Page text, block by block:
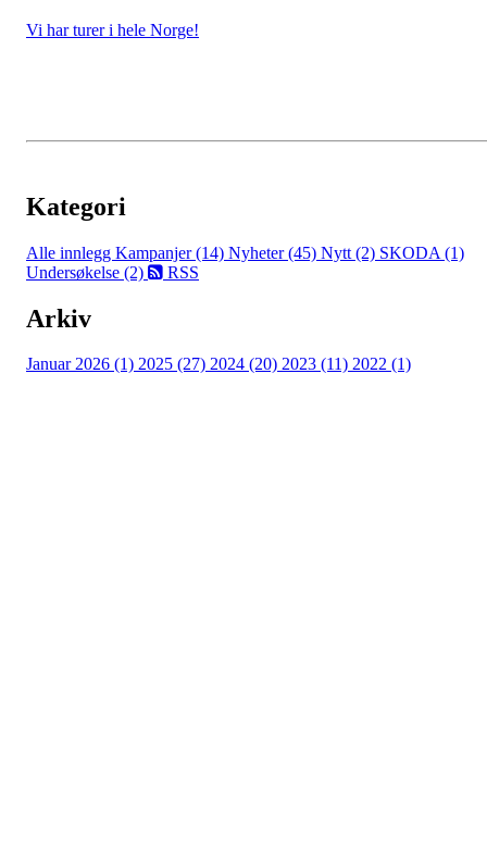
Vi har turer i hele Norge!
Kategori
Alle innlegg Kampanjer (14) Nyheter (45) Nytt (2) SKODA (1)
Undersøkelse (2)
RSS
Arkiv
Januar 2026 (1) 2025 (27) 2024 (20) 2023 (11) 2022 (1)